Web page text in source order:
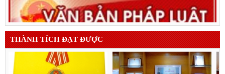
THÀNH TÍCH ĐẠT ĐƯỢC